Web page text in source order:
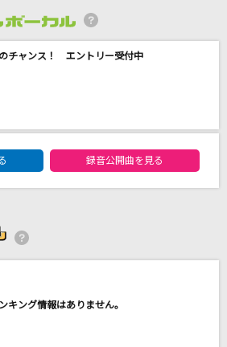
ケーキ
チャンス！ エントリー受付中
ボーカルエントリーランキング
録音公開曲を見る